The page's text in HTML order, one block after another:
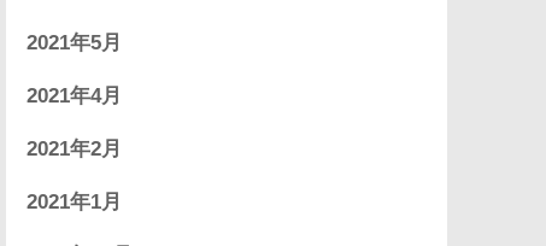
2021年5月
2021年4月
2021年2月
2021年1月